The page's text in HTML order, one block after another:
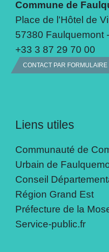
Commune de
Place de l'Hôtel de
57380 Faulquemont
+33 3 87 29 70 00
CONTACT PAR FORMULAIRE
Liens utiles
Communauté de
Urbain de
Conseil
Région Grand Est
Préfecture de la
Service-public.fr